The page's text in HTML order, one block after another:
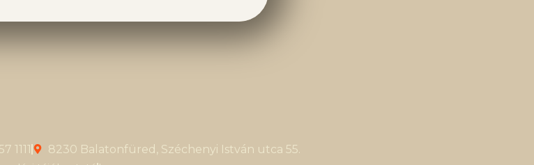
1111
8230 Balatonfüred, Széchenyi István utca 55.